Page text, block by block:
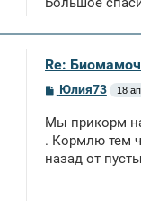
Re:
С
б
щ
н
Юлия73 18
Мы прикорм
. Кормлю тем
назад от